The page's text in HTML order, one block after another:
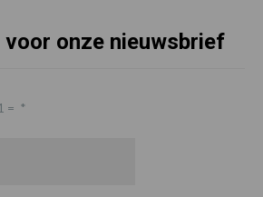
onze nieuwsbrief
= *